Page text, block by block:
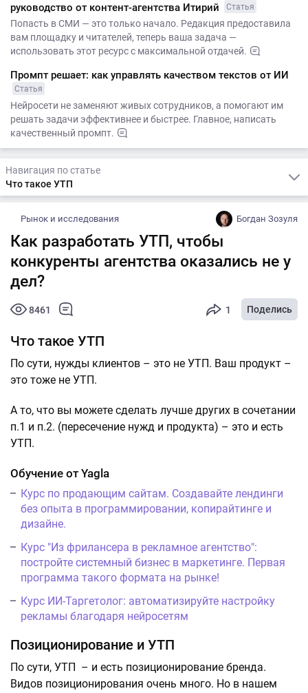
руководство от контент-агентства Итирий
Статья
Попасть в СМИ — это только начало. Редакция предоставила
вам площадку и читателей, теперь ваша задача —
использовать этот ресурс с максимальной отдачей.
Промпт решает: как управлять качеством текстов от ИИ
Статья
Нейросети не заменяют живых сотрудников, а помогают им
решать задачи эффективнее и быстрее. Главное, написать
качественный промпт.
Навигация по статье
Что такое УТП
Рынок и исследования Богдан Зозуля
Как разработать УТП, чтобы
конкуренты агентства оказались не у
дел?
8461 1 Поделись
Что такое УТП
По сути, нужды клиентов – это не УТП. Ваш продукт –
это тоже не УТП.
А то, что вы можете сделать лучше других в сочетании
п.1 и п.2. (пересечение нужд и продукта) – это и есть
УТП.
Обучение от Yagla
Курс по продающим сайтам. Создавайте лендинги
без опыта в программировании, копирайтинге и
дизайне.
Курс "Из фрилансера в рекламное агентство":
постройте системный бизнес в маркетинге. Первая
программа такого формата на рынке!
Курс ИИ-Таргетолог: автоматизируйте настройку
рекламы благодаря нейросетям
Позиционирование и УТП
По сути, УТП – и есть позиционирование бренда.
Видов позиционирования очень много. Но в нашем